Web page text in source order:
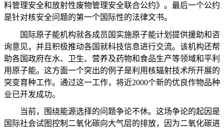
料管理安全和放射性废物管理安全联合公约》。最后一个公约
是针对核安全问题的第一个国际性的法律文书。
国际原子能机构就各成员国实施原子能计划提供援助和咨
询意见，并且积极推动各国就科技信息进行交流。该机构还帮
助各国政府在水、卫生、营养及药物和食品生产等领域和平利
用原子能。这方面一个突出的例子是利用核辐射技术所开展的
突变育种工作。通过这一工作，将近2000个新的优良作物品种
业已开发成功。
当前，围绕能源选择的问题争论不休。这场争论的起因是
国际社会试图控制二氧化碳向大气层的排放，因为二氧化碳进